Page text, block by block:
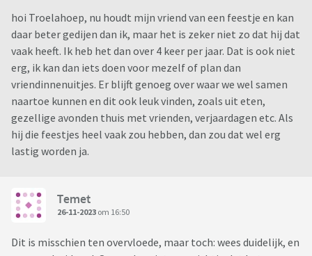
hoi Troelahoep, nu houdt mijn vriend van een feestje en kan
daar beter gedijen dan ik, maar het is zeker niet zo dat hij dat
vaak heeft. Ik heb het dan over 4 keer per jaar. Dat is ook niet
erg, ik kan dan iets doen voor mezelf of plan dan
vriendinnenuitjes. Er blijft genoeg over waar we wel samen
naartoe kunnen en dit ook leuk vinden, zoals uit eten,
gezellige avonden thuis met vrienden, verjaardagen etc. Als
hij die feestjes heel vaak zou hebben, dan zou dat wel erg
lastig worden ja.
Temet
26-11-2023 om 16:50
Dit is misschien ten overvloede, maar toch: wees duidelijk, en